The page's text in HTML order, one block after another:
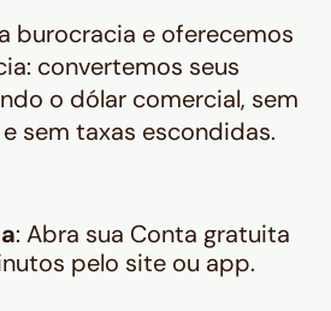
burocracia e oferecemos
convertemos seus
o dólar comercial, sem
sem taxas escondidas.
: Abra sua Conta gratuita
pelo site ou app.